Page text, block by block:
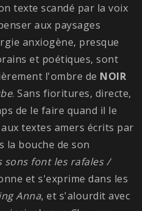
texte scandé par la voix
aux paysages
anxiogène, presque
et poétiques, sont
l'ombre de NOIR
. Sans fioritures, directe,
de le faire quand il le
textes amers écrits par
la bouche de son
sons font les rafales /
et s'exprime dans les
Anna, et s'alourdit avec